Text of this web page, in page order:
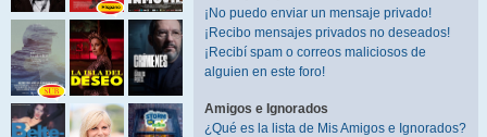
¡No puedo enviar un mensaje privado!
¡Recibo mensajes privados no deseados!
¡Recibí spam o correos maliciosos de
alguien en este foro!
Amigos e Ignorados
¿Qué es la lista de Mis Amigos e Ignorados?